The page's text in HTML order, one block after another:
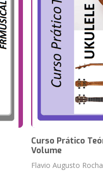
Curso Prático
Volume
Flavio Augusto Rocha